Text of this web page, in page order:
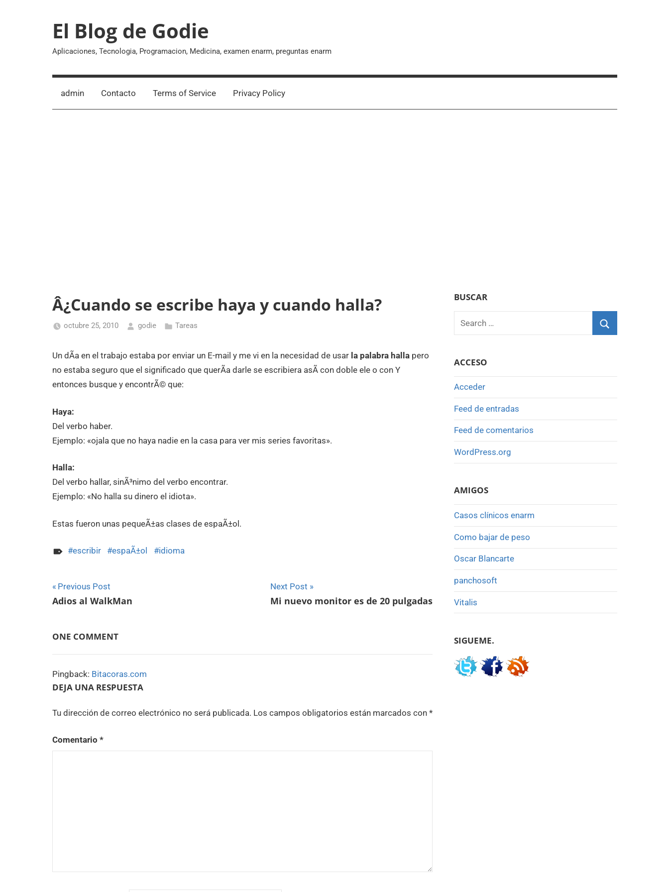
El Blog de Godie
Aplicaciones, Tecnologia, Programacion, Medicina, examen enarm, preguntas enarm
admin Contacto Terms of Service Privacy Policy
Â¿Cuando se escribe haya y cuando halla?
octubre 25, 2010 godie Tareas
Un dÃ­a en el trabajo estaba por enviar un E-mail y me vi en la necesidad de usar la palabra hallapero
no estaba seguro que el significado que querÃ­a darle se escribiera asÃ­ con doble ele o con Y
entonces busque y encontrÃ© que:
Haya:
Del verbo haber.
Ejemplo: «ojala que no haya nadie en la casa para ver mis series favoritas».
Halla:
Del verbo hallar, sinÃ³nimo del verbo encontrar.
Ejemplo: «No halla su dinero el idiota».
Estas fueron unas pequeÃ±as clases de espaÃ±ol.
escribir espaÃ±ol idioma
Navegación
de
Previous Post
Adios al WalkMan
Next Post
Mi nuevo monitor es de 20 pulgadas
ONE COMMENT
Pingback: Bitacoras.com
DEJA UNA RESPUESTA
Tu dirección de correo electrónico no será publicada. Los campos obligatorios están marcados con *
Comentario *
BUSCAR
Search
for:
ACCESO
Acceder
Feed de entradas
Feed de comentarios
WordPress.org
AMIGOS
Casos clínicos enarm
Como bajar de peso
Oscar Blancarte
panchosoft
Vitalis
SIGUEME.